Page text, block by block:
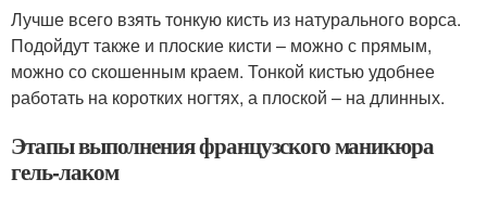
Лучше всего взять тонкую кисть из натурального ворса.
Подойдут также и плоские кисти – можно с прямым,
можно со скошенным краем. Тонкой кистью удобнее
работать на коротких ногтях, а плоской – на длинных.
Этапы выполнения французского маникюра
гель-лаком